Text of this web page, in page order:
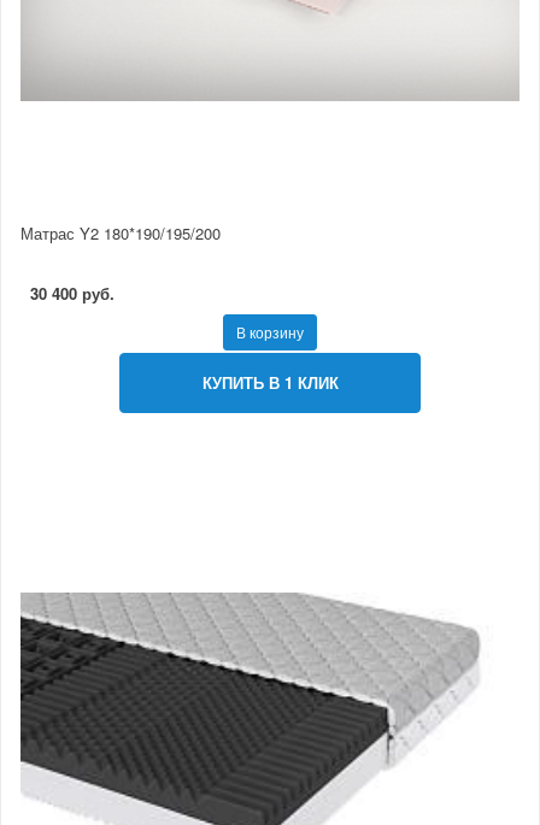
Матрас Y2 180*190/195/200
30 400 руб.
В корзину
КУПИТЬ В 1 КЛИК